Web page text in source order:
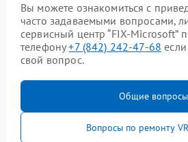
Вы можете ознакомиться с
часто задаваемыми вопросами,
сервисный центр “FIX-Microsoft”
телефону+7 (842) 242-47-68
свой вопрос.
Общие вопросы
Вопросы по ремонту